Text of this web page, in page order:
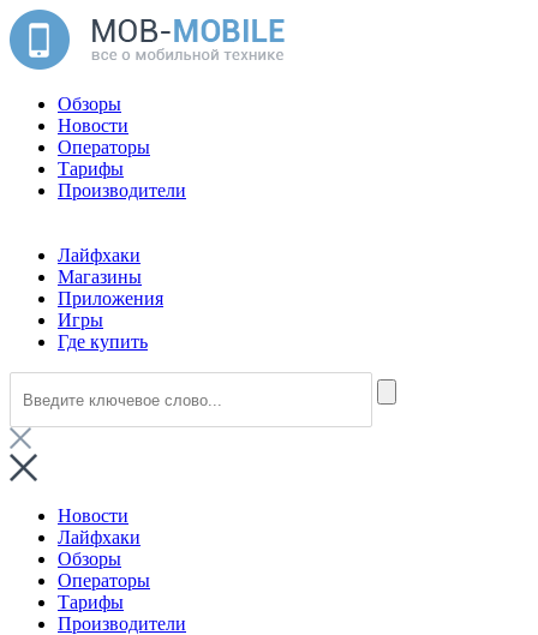
Обзоры
Новости
Операторы
Тарифы
Производители
Лайфхаки
Магазины
Приложения
Игры
Где купить
Новости
Лайфхаки
Обзоры
Операторы
Тарифы
Производители